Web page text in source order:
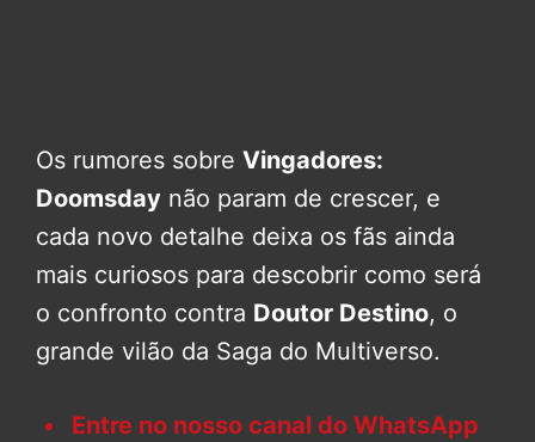
Os rumores sobre Vingadores:
Doomsday não param de crescer, e
cada novo detalhe deixa os fãs ainda
mais curiosos para descobrir como será
o confronto contra Doutor Destino, o
grande vilão da Saga do Multiverso.
Entre no nosso canal do WhatsApp